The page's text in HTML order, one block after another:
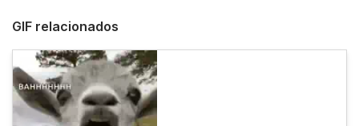
GIF relacionados